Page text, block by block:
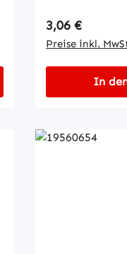
Regulärer
3,06 €
Preise inkl.
In